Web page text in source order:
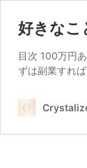
好きなこ
目次 100万円
ずは副業すれ